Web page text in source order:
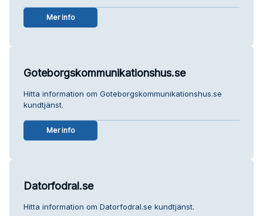
Mer info
Goteborgskommunikationshus.se
Hitta information om Goteborgskommunikationshus.se
kundtjänst.
Mer info
Datorfodral.se
Hitta information om Datorfodral.se kundtjänst.